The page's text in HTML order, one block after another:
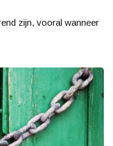
zijn, vooral wanneer